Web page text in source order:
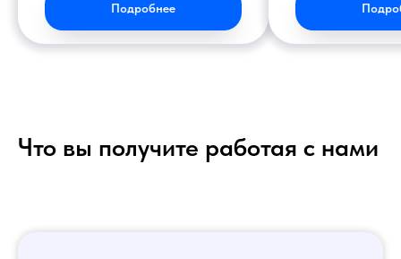
Подробнее
Что вы получите работая с нами